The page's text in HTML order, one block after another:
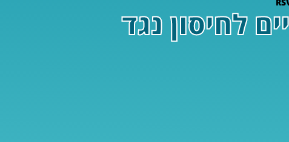
לחיסון נגד